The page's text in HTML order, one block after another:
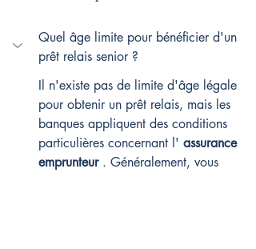
Quel âge limite pour bénéficier d'un
prêt relais senior ?
Il n'existe pas de limite d'âge légale
pour obtenir un prêt relais, mais les
banques appliquent des conditions
particulières concernant l' assurance
emprunteur . Généralement, vous